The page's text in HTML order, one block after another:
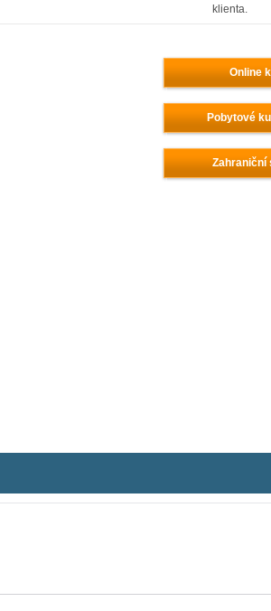
klienta.
Online
Pobytové
Zahraniční